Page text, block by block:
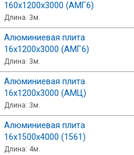
160х1200х3000 (АМГ6)
Длина: 3м.
Алюминиевая плита
16х1200х3000 (АМГ6)
Длина: 3м.
Алюминиевая плита
16х1200х3000 (АМЦ)
Длина: 3м.
Алюминиевая плита
16х1500х4000 (1561)
Длина: 4м.